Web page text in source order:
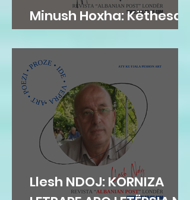
Minush Hoxha: Këthesa
emotive e zemres
Llesh NDOJ: KORNIZA